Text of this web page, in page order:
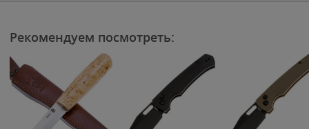
Рекомендуем посмотреть: